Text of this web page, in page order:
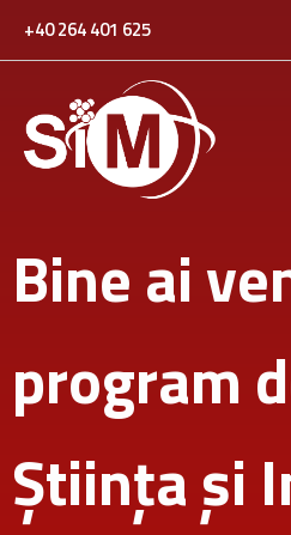
+40 264 401 625
Bine ai
program
Știința și